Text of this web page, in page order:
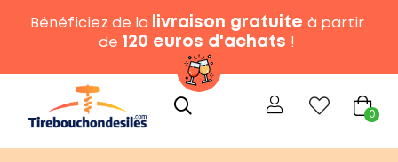
Bénéficiez de la livraison gratuite à partir
de 120 euros d'achats !
0